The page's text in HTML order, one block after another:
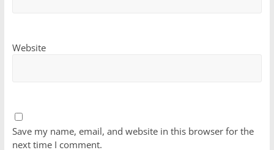
Website
Save my name, email, and website in this browser for the
next time I comment.